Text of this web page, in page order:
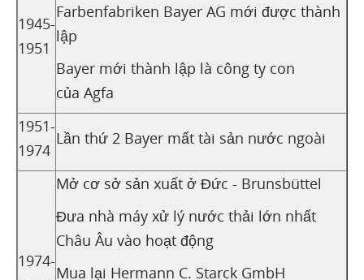
1945-
1951
Farbenfabriken Bayer AG mới được thành
lập
Bayer mới thành lập là công ty con
của Agfa
1951-
1974
Lần thứ 2 Bayer mất tài sản nước ngoài
1974-
Mở cơ sở sản xuất ở Đức - Brunsbüttel
Đưa nhà máy xử lý nước thải lớn nhất
Châu Âu vào hoạt động
Mua lại Hermann C. Starck GmbH